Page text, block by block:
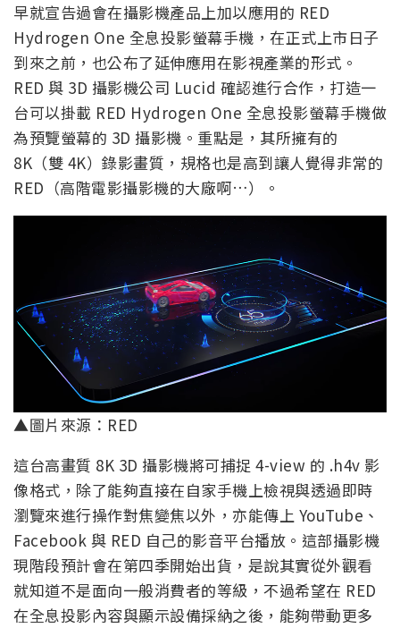
早就宣告過會在攝影機產品上加以應用的 RED
Hydrogen One 全息投影螢幕手機，在正式上市日子
到來之前，也公布了延伸應用在影視產業的形式。
RED 與 3D 攝影機公司 Lucid 確認進行合作，打造一
台可以掛載 RED Hydrogen One 全息投影螢幕手機做
為預覽螢幕的 3D 攝影機。重點是，其所擁有的
8K（雙 4K）錄影畫質，規格也是高到讓人覺得非常的
RED（高階電影攝影機的大廠啊…）。
▲圖片來源：RED
這台高畫質 8K 3D 攝影機將可捕捉 4-view 的 .h4v 影
像格式，除了能夠直接在自家手機上檢視與透過即時
瀏覽來進行操作對焦變焦以外，亦能傳上 YouTube、
Facebook 與 RED 自己的影音平台播放。這部攝影機
現階段預計會在第四季開始出貨，是說其實從外觀看
就知道不是面向一般消費者的等級，不過希望在 RED
在全息投影內容與顯示設備採納之後，能夠帶動更多